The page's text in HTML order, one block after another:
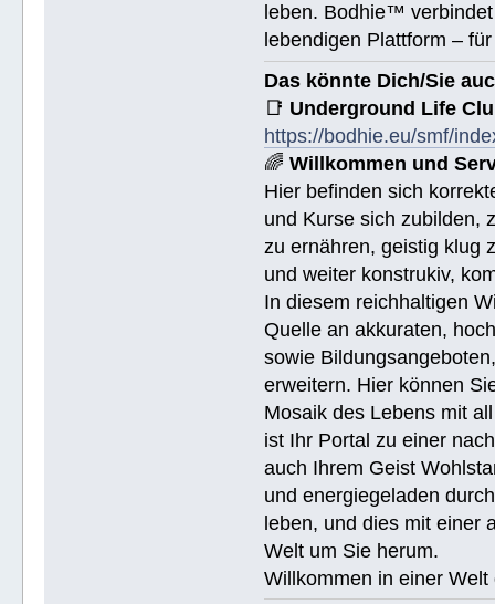
leben. Bodhie™
lebendigen Plattform –
Das könnte Dich/Sie
📑 Underground Life
https://bodhie.eu/smf/
🌈Willkommen und
Hier befinden sich
und Kurse sich zubilden,
zu ernähren, geistig klug
und weiter konstrukiv,
In diesem reichhaltigen
Quelle an akkuraten,
sowie
erweitern. Hier können
Mosaik des Lebens mit
ist Ihr Portal zu einer
auch Ihrem Geist
und energiegeladen
leben, und dies mit einer
Welt um Sie herum.
Willkommen in einer